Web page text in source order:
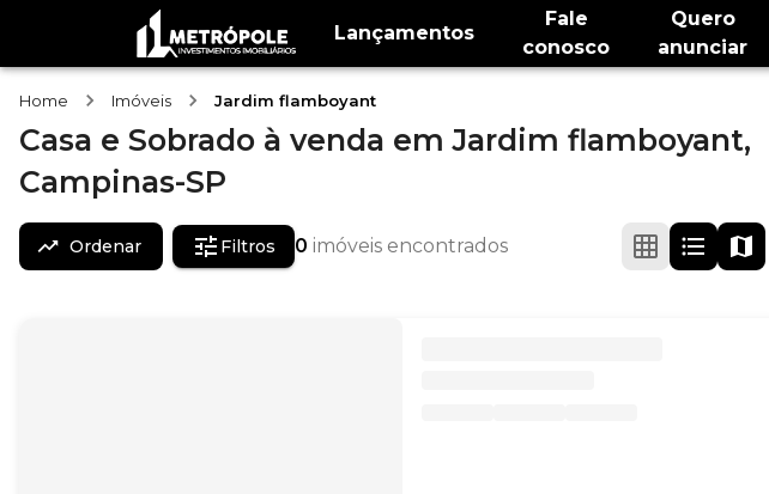
Lançamentos
Fale
conosco
Quero
anunciar
Home Imóveis Jardim flamboyant
Casa e Sobrado à venda emJardim flamboyant,
Campinas-SP
Ordenar Filtros 0 imóveis encontrados